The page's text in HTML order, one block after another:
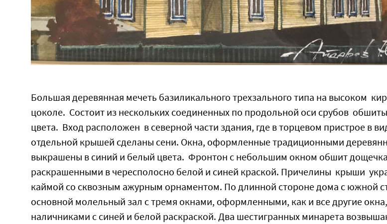
Большая деревянная мечеть базиликального трехзального типа на высоком
цоколе. Состоит из нескольких соединенных по продольной оси срубов
цвета. Вход расположен в северной части здания, где в торцевом пристрое в
отдельной крышей сделаны сени. Окна, оформленные традиционными
выкрашены в синий и белый цвета. Фронтон с небольшим окном обшит
раскрашенными в чересполосно белой и синей краской. Причелины крыши
каймой со сквозным ажурным орнаментом. По длинной стороне дома с южной
основной молельный зал с тремя окнами, оформленными, как и все другие
наличниками с синей и белой раскраской. Два шестигранных минарета